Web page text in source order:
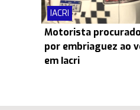
IACRI
Motorista
por embriaguez ao
em Iacri